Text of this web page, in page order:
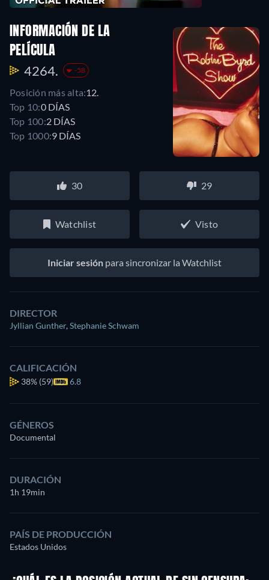
INFORMACIÓN DE LA
PELÍCULA
4264. -58
Posición más alta:12.
Top 10:0 DÍAS
Top 100:2 DÍAS
Top 1000:9 DÍAS
30 29
Watchlist Visto
Iniciar sesión para sincronizar la Watchlist
DIRECTOR
Jyllian Gunther,Stephanie Schwam
CALIFICACIÓN
38% (59) 6.8
GÉNEROS
Documental
DURACIÓN
1h 19min
PAÍS DE PRODUCCIÓN
Estados Unidos